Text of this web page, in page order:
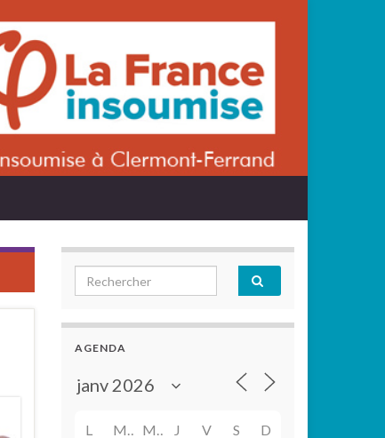
Search for:
AGENDA
L M M J V S D